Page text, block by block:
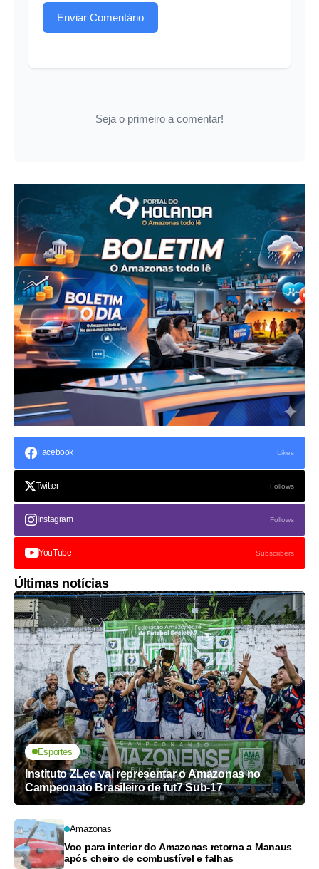
Enviar Comentário
Seja o primeiro a comentar!
Facebook Likes
Twitter Follows
Instagram Follows
YouTube Subscribers
Últimas notícias
Esportes
Instituto ZLec vai representar o Amazonas no
Campeonato Brasileiro de fut7 Sub-17
Amazonas
Voo para interior do Amazonas retorna a Manaus
após cheiro de combustível e falhas